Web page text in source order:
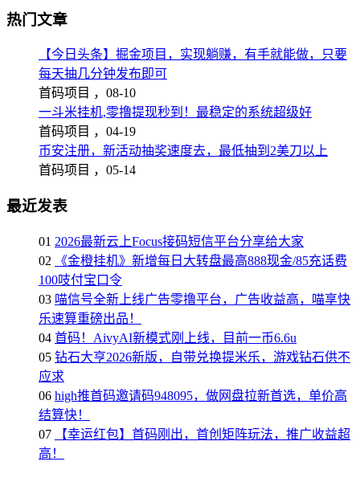
热门文章
【今日头条】掘金项目，实现躺赚，有手就能做，只要
每天抽几分钟发布即可
首码项目 ， 08-10
一斗米挂机,零撸提现秒到！最稳定的系统超级好
首码项目 ， 04-19
币安注册，新活动抽奖速度去，最低抽到2美刀以上
首码项目 ， 05-14
最近发表
01 2026最新云上Focus接码短信平台分享给大家
02
《金橙挂机》新增每日大转盘最高888现金/85充话费
100吱付宝口令
03 喵信号全新上线广告零撸平台，广告收益高，喵享快
乐速算重磅出品！
04 首码！AivyAI新模式刚上线，目前一币6.6u
05 钻石大亨2026新版，自带兑换提米乐，游戏钻石供不
应求
06 high推首码邀请码948095，做网盘拉新首选，单价高
结算快！
07
【幸运红包】首码刚出，首创矩阵玩法，推广收益超
高！